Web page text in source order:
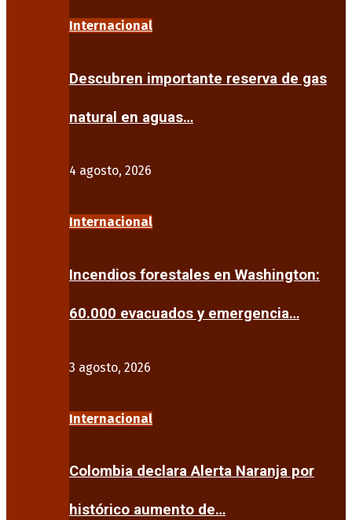
Internacional
Descubren importante reserva de gas
natural en aguas…
4 agosto, 2026
Internacional
Incendios forestales en Washington:
60.000 evacuados y emergencia…
3 agosto, 2026
Internacional
Colombia declara Alerta Naranja por
histórico aumento de…